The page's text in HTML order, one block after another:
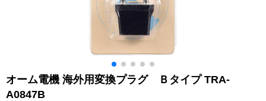
オーム電機 海外用変換プラグ Ｂタイプ TRA-
A0847B